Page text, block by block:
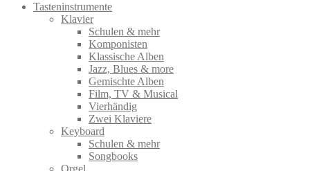
Tasteninstrumente
Klavier
Schulen & mehr
Komponisten
Klassische Alben
Jazz, Blues & more
Gemischte Alben
Film, TV & Musical
Vierhändig
Zwei Klaviere
Keyboard
Schulen & mehr
Songbooks